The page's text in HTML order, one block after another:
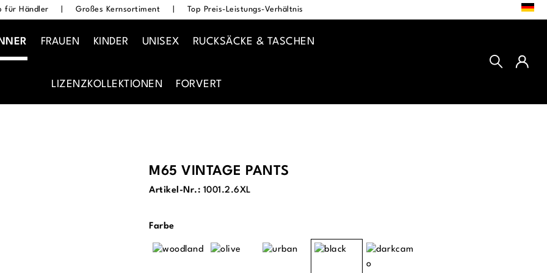
für Händler Großes Kernsortiment Top Preis-Leistungs-Verhältnis
FRAUEN KINDER UNISEX RUCKSÄCKE & TASCHEN
LIZENZKOLLEKTIONEN FORVERT
M65 VINTAGE PANTS
Artikel-Nr.: 1001.2.6XL
Farbeauswählen